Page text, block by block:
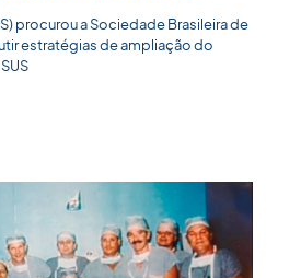
procurou a Sociedade Brasileira de
estratégias de ampliação do